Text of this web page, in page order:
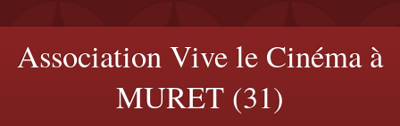
Association Vive le Cinéma à
MURET (31)